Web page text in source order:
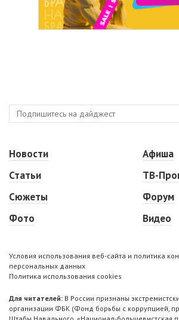
Новости
Статьи
Сюжеты
Фото
Афиша
ТВ-
Форум
Видео
Условия использования веб-сайта и политика
персональных данных
Политика использования cookies
Для читателей: В России признаны
организации ФБК (Фонд борьбы с коррупцией,